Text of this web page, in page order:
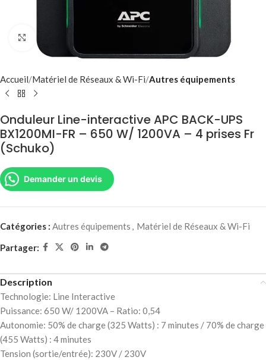
Accueil Matériel de Réseaux & Wi-Fi Autres équipements
Onduleur Line-interactive APC BACK-UPS
BX1200MI-FR – 650 W/ 1200VA – 4 prises Fr
(Schuko)
Demander un devis
Catégories : Autres équipements , Matériel de Réseaux & Wi-Fi
Partager:
Description
Technologie: Line Interactive
Puissance: 650 W/ 1200VA – Ratio: 0,54
Autonomie: 50% de charge (325 Watts) : 7 minutes / 70% de charge
(455 Watts) : 4 minutes
Tension (sortie/entrée): 230V / 230V